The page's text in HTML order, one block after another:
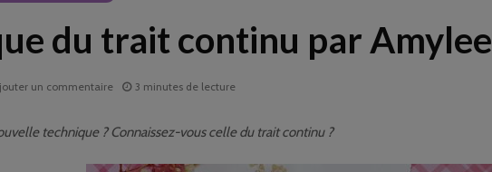
du trait continu par Amylee
un commentaire 3 minutes de lecture
technique ? Connaissez-vous celle du trait continu ?